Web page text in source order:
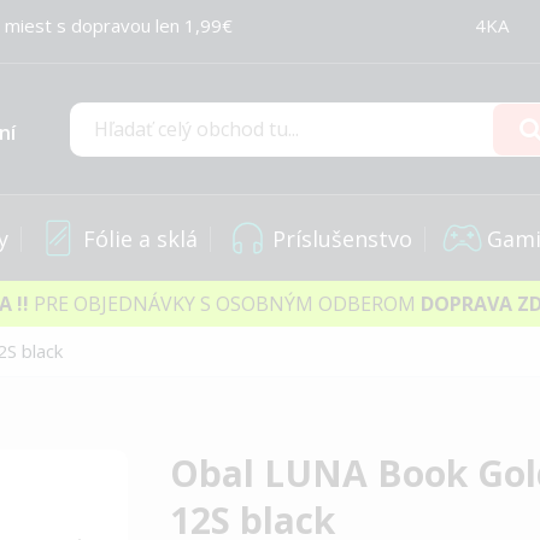
s dopravou len 1,99€ 4KA
Hľadať
Fólie a sklá Príslušenstvo
!! PRE OBJEDNÁVKY S OSOBNÝM ODBEROM DOPRAVA
black
Obal LUNA Book
12S black